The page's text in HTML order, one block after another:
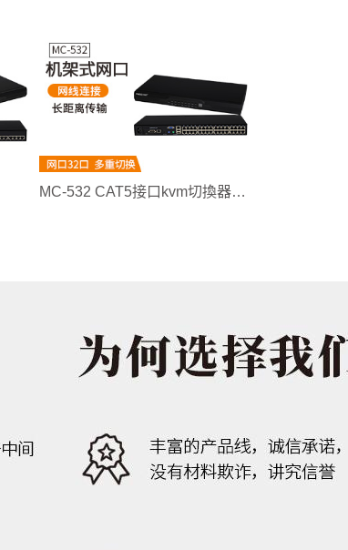
MC-532 CAT5接口kvm切換器網口32口